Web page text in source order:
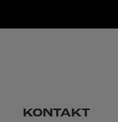
KONTAKT